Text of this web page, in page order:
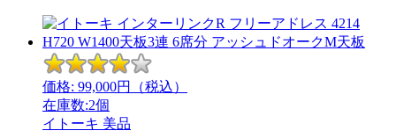
価格: 99,000円（税込）
在庫数:2個
イトーキ 美品